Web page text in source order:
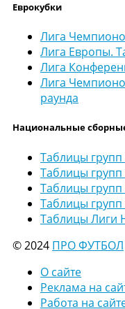
Еврокубки
Лига
Лига Европы.
Лига
Лига
раунда
Национальные
Таблицы
Таблицы
Таблицы групп
Таблицы
Таблицы Лиги
© 2024 ПРО ФУТБОЛ
О сайте
Реклама на
Работа на